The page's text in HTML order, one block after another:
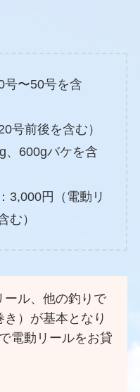
〜50号を含
号前後を含む）
600gバケを含
3,000円（電動リ
む）
ル、他の釣りで
）が基本となり
電動リールをお貸